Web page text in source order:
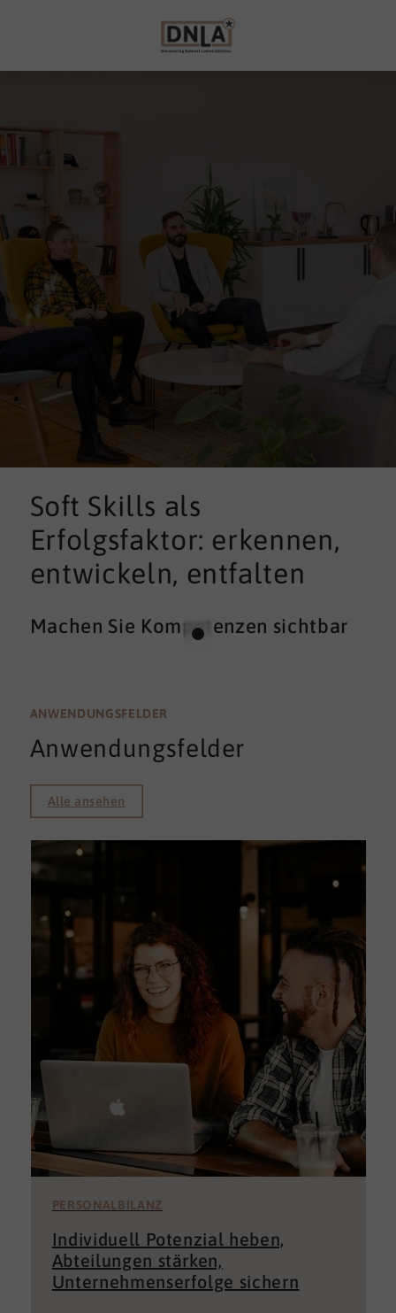
Soft Skills als
Erfolgsfaktor: erkennen,
entwickeln, entfalten
Machen Sie Kompetenzen sichtbar
ANWENDUNGSFELDER
Anwendungsfelder
Alle ansehen
PERSONALBILANZ
Individuell Potenzial heben,
Abteilungen stärken,
Unternehmenserfolge sichern